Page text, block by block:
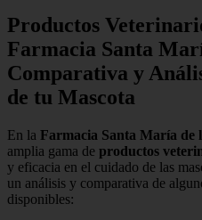
Productos
Farmacia Santa
Comparativa y
de tu Mascota
En la Farmacia Santa María de
amplia gama de productos
y eficacia en el cuidado de las
un análisis y comparativa de
disponibles: